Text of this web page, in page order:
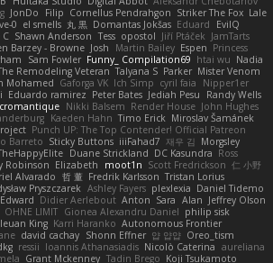
JonDo Filip Cornellus Pendrahgon Striker The Fox Lale
0 el smells 丸 黒 Domantas Jokšas Eduard
EvilQ
C Shawn Anderson Tess opostol Jiří Ptáček JamTarts
Barzey - Browne Josh Martin Bailey Espen Princess
Sam Fowler Funny_ Compilation69 htai wu Nadia
Remodeling Veteran Talyana S Parker Mister Venom
Mohamed Gaforga VK Ich Simp cyril faia
Nipper1er
Eduardo ramirez Peter Bates Jediah Pesu
Randy Wells
Nikki Balsem Render House John Hughes
Kaeden Hahn Timo Erick Miroslav Šamánek
Punch UP: The Top Contender! Official Patreon
Barreto Sticky Buttons iiiFahad7 재우 김 Morgsley
Duane Strickland DC Kasundra Ross
Robinson Elizabeth moot1n Scott Fredrickson 仁 小野
Alvarado 哲 董 Fredrik Karlsson Tristan Lorius
Pryszczarek Ashley Fayers plexlexia Daniel Tidemo
Edward Didier Aerlebout Anton Sara Alan Jeffrey Olson
OHNE LIMIT Gionea Alexandru Daniel philip sisk
Ieuan King Karri Haranko Autonomous Frontier
david cachay Shonn Effner 얍 얍얍 Oreo_tism
ressii Ioannis Athanasiadis Nicolò Caterina aureliana
Grant Mckenney Tadin Brego Koji Tsukamoto